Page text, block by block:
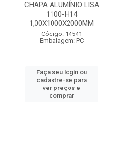
CHAPA ALUMÍNIO LISA
1100-H14
1,00X1000X2000MM
Código: 14541
Embalagem: PC
Faça seu login ou
cadastre-se para
ver preços e
comprar